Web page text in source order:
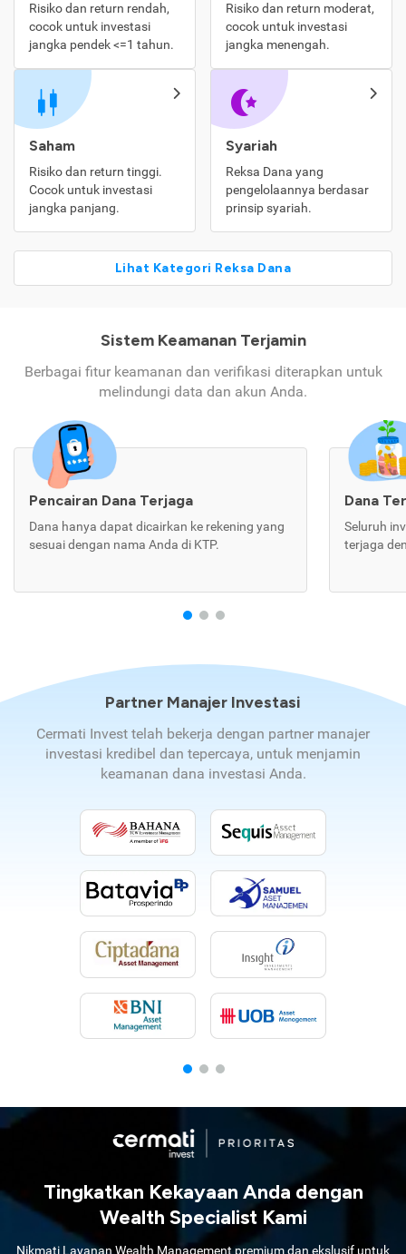
Risiko dan return rendah,
cocok untuk investasi
jangka pendek <=1 tahun.
Risiko dan return moderat,
cocok untuk investasi
jangka menengah.
Saham
Risiko dan return tinggi.
Cocok untuk investasi
jangka panjang.
Syariah
Reksa Dana yang
pengelolaannya berdasar
prinsip syariah.
Lihat Kategori Reksa Dana
Sistem Keamanan Terjamin
Berbagai fitur keamanan dan verifikasi diterapkan untuk
melindungi data dan akun Anda.
Pencairan Dana Terjaga
Dana hanya dapat dicairkan ke rekening yang
sesuai dengan nama Anda di KTP.
Dana
Seluruh
terjaga
Partner Manajer Investasi
Cermati Invest telah bekerja dengan partner manajer
investasi kredibel dan tepercaya, untuk menjamin
keamanan dana investasi Anda.
Tingkatkan Kekayaan Anda dengan
Wealth Specialist Kami
Nikmati Layanan Wealth Management premium dan ekslusif untuk